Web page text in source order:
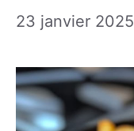
23 janvier 2025